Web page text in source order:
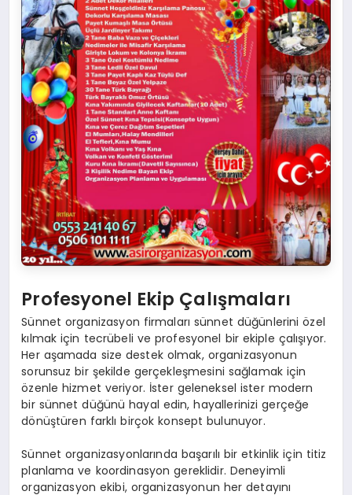
Profesyonel Ekip Çalışmaları
Sünnet organizasyon firmaları sünnet düğünlerini özel
kılmak için tecrübeli ve profesyonel bir ekiple çalışıyor.
Her aşamada size destek olmak, organizasyonun
sorunsuz bir şekilde gerçekleşmesini sağlamak için
özenle hizmet veriyor. İster geleneksel ister modern
bir sünnet düğünü hayal edin, hayallerinizi gerçeğe
dönüştüren farklı birçok konsept bulunuyor.
Sünnet organizasyonlarında başarılı bir etkinlik için titiz
planlama ve koordinasyon gereklidir. Deneyimli
organizasyon ekibi, organizasyonun her detayını